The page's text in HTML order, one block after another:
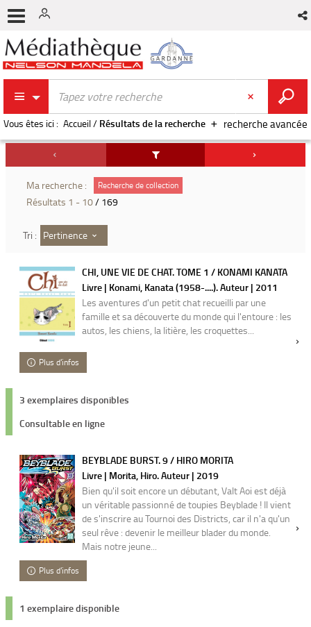
recherche avancée
Vous êtes ici : Accueil/ Résultats de la recherche
Ma recherche : Recherche de collection
Résultats 1 - 10/ 169
Tri : Pertinence
CHI, UNE VIE DE CHAT. TOME 1 / KONAMI KANATA
Livre | Konami, Kanata (1958-....). Auteur | 2011
Les aventures d'un petit chat recueilli par une
famille et sa découverte du monde qui l'entoure : les
autos, les chiens, la litière, les croquettes...
Plus d'infos
3 exemplaires disponibles
Consultable en ligne
BEYBLADE BURST. 9 / HIRO MORITA
Livre | Morita, Hiro. Auteur | 2019
Bien qu'il soit encore un débutant, Valt Aoi est déjà
un véritable passionné de toupies Beyblade ! Il vient
de s'inscrire au Tournoi des Districts, car il n'a qu'un
seul rêve : devenir le meilleur blader du monde.
Mais notre jeune...
Plus d'infos
1 exemplaire disponible